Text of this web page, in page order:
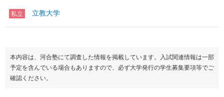
私立 立教大学
本内容は、河合塾にて調査した情報を掲載しています。入試関連情報は一部
予定を含んでいる場合もありますので、必ず大学発行の学生募集要項等でご
確認ください。